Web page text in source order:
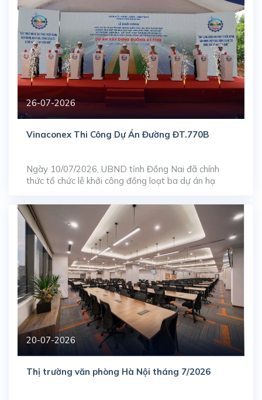
26-07-2026
Vinaconex Thi Công Dự Án Đường ĐT.770B
Ngày 10/07/2026, UBND tỉnh Đồng Nai đã chính
thức tổ chức lễ khởi công đồng loạt ba dự án hạ
rộng đường ĐT.769, xây dựng mới đường ĐT.770B
và tuyến ĐT.773. Trong đó, tuyến đường ĐT.770B
do Tổng công ty Cổ phần Xuất nhập khẩu […]
20-07-2026
Thị trường văn phòng Hà Nội tháng 7/2026